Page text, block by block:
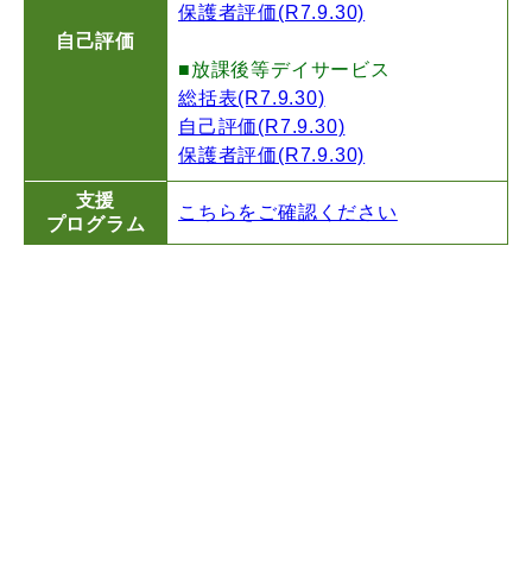
自己評価
保護者評価(R7.9.30)
■放課後等デイサービス
総括表(R7.9.30)
自己評価(R7.9.30)
保護者評価(R7.9.30)
支援
プログラム
こちらをご確認ください